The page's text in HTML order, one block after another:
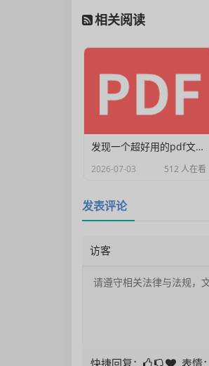
相关阅读
发现一个超好用的pdf文档编辑器
2026-07-03 512 人在看
发表评论
快捷回复： 表情：